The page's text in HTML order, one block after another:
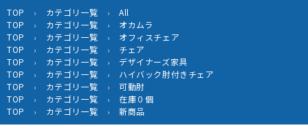
TOP › カテゴリ一覧 ›
All
TOP
› カテゴリ一覧 ›
オカムラ
TOP
› カテゴリ一覧 ›
オフィスチェア
TOP
› カテゴリ一覧 ›
チェア
TOP
› カテゴリ一覧 ›
デザイナーズ家具
TOP
› カテゴリ一覧 ›
ハイバック肘付きチェア
TOP
› カテゴリ一覧 ›
可動肘
TOP
› カテゴリ一覧 ›
在庫０個
TOP
› カテゴリ一覧 › 新商品